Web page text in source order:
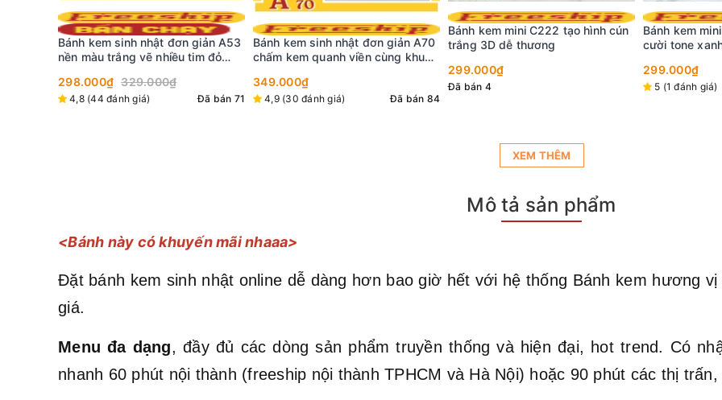
Bánh kem sinh nhật đơn giản A70
chấm kem quanh viền cùng khung
349.000₫
4,9 (30 đánh giá) Đã bán 84
Bánh kem mini C222 tạo hình cún
trắng 3D dễ thương
Đã bán 4
Bánh kem mini C256 hình mặt
cười tone xanh bơ dâu tây
299.000₫
5 (1 đánh giá)
Bánh kem
nền trắng viền
tim xinh xắn
298.000₫
XEM THÊM
Mô tả sản phẩm
<Bánh này có khuyến mãi nhaaa>
Đặt bánh kem sinh nhật online dễ dàng hơn bao giờ hết với hệ thống Bánh kem hương
giá.
Menu đa dạng, đầy đủ các dòng sản phẩm truyền thống và hiện đại, hot trend. Có
nhanh 60 phút nội thành (freeship nội thành TPHCM và Hà Nội) hoặc 90 phút các thị